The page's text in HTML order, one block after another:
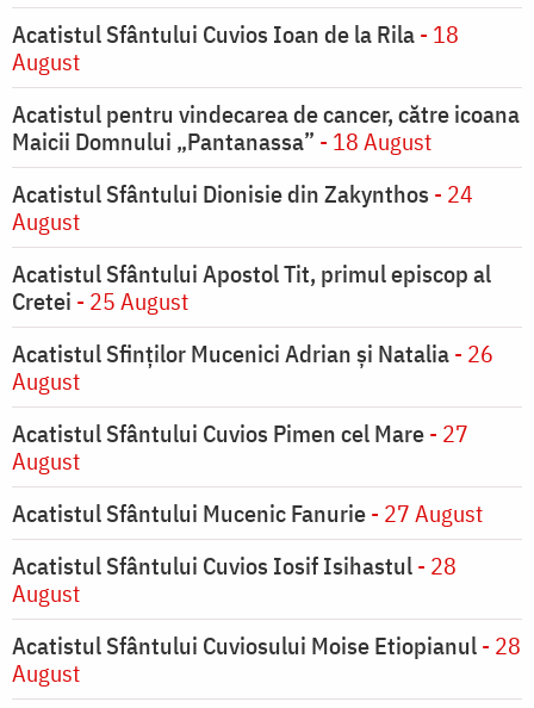
Acatistul Sfântului Cuvios Ioan de la Rila- 18
August
Acatistul pentru vindecarea de cancer, către icoana
Maicii Domnului „Pantanassa” - 18 August
Acatistul Sfântului Dionisie din Zakynthos - 24
August
Acatistul Sfântului Apostol Tit, primul episcop al
Cretei - 25 August
Acatistul Sfinților Mucenici Adrian și Natalia- 26
August
Acatistul Sfântului Cuvios Pimen cel Mare- 27
August
Acatistul Sfântului Mucenic Fanurie- 27 August
Acatistul Sfântului Cuvios Iosif Isihastul- 28
August
Acatistul Sfântului Cuviosului Moise Etiopianul- 28
August